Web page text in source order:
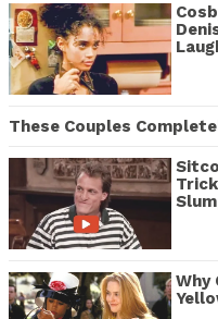
These Couples
Why